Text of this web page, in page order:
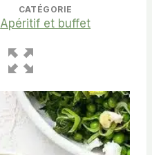
CATÉGORIE
Apéritif et buffet